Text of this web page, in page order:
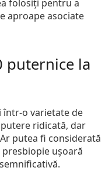
folosiți pentru a
aproape asociate
puternice la
într-o varietate de
ridicată, dar
putea fi considerată
ușoară